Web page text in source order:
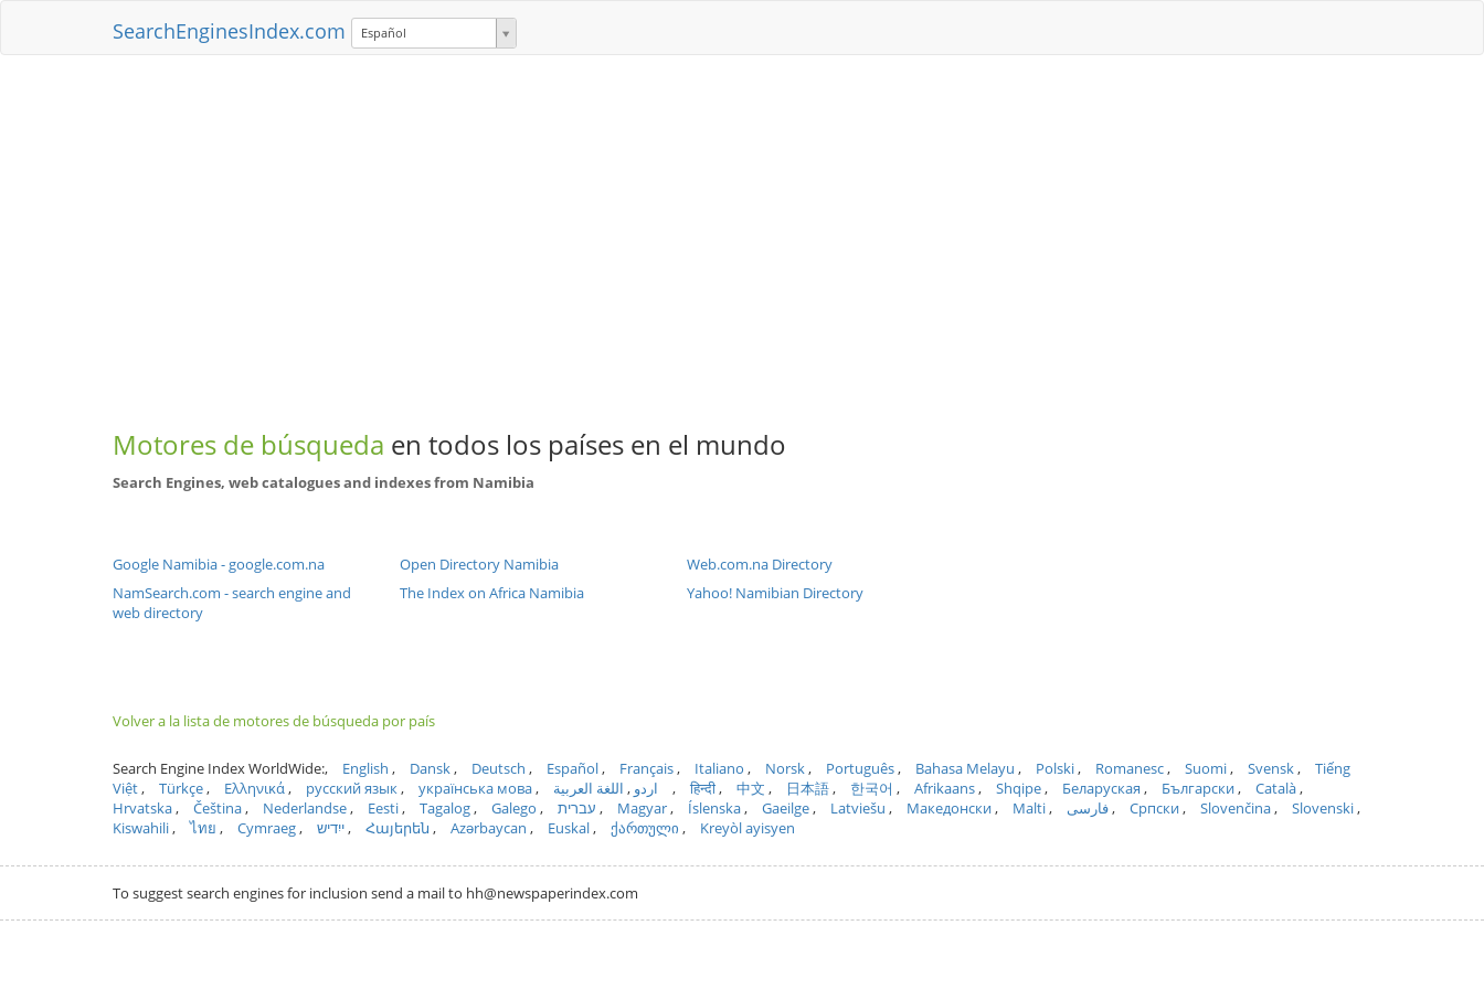
SearchEnginesIndex.com Español
Motores de búsqueda en todos los países en el mundo
Search Engines, web catalogues and indexes from Namibia
Google Namibia - google.com.na
NamSearch.com - search engine and
web directory
Open Directory Namibia
The Index on Africa Namibia
Web.com.na Directory
Yahoo! Namibian Directory
Volver a la lista de motores de búsqueda por país
Search Engine Index WorldWide: English Dansk Deutsch Español Français Italiano Norsk Português Bahasa Melayu Polski Romanesc Suomi Svensk
Tiếng
Việt
Türkçe Ελληνικά русский язык українська мова اردو اللغة العربية हिन्दी 中文 日本語 한국어 Afrikaans Shqipe Беларуская Български
Català
Hrvatska
Čeština Nederlandse Eesti Tagalog Galego עברית Magyar Íslenska Gaeilge Latviešu Македонски Malti فارسی Српски Slovenčina
Slovenski
Kiswahili
ไทย Cymraeg ייִדיש Հայերեն Azərbaycan Euskal ქართული Kreyòl ayisyen
To suggest search engines for inclusion send a mail to hh@newspaperindex.com